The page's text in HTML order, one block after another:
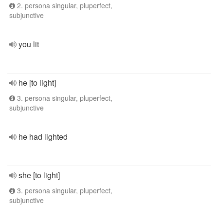
2. persona singular, pluperfect,
subjunctive
you lit
he [to light]
3. persona singular, pluperfect,
subjunctive
he had lighted
she [to light]
3. persona singular, pluperfect,
subjunctive